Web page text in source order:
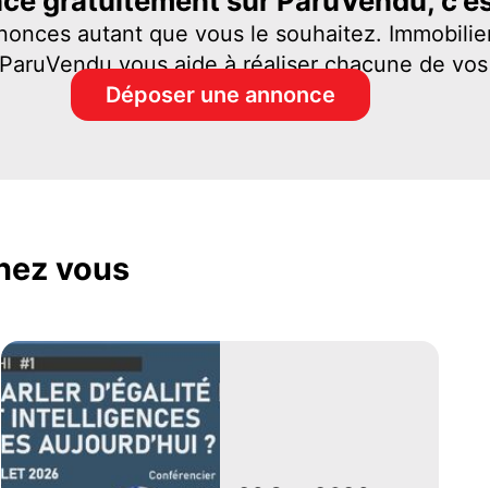
autant que vous le souhaitez.
vous aide à réaliser chacune de
Déposer une annonce
vous